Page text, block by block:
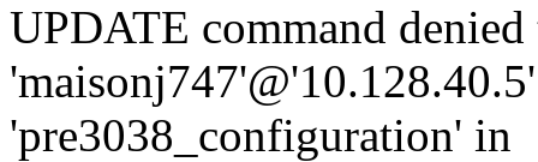
UPDATE command denied
'pre3038_configuration' in